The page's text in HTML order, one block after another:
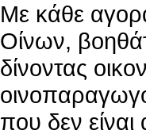
Με κάθε
Οίνων,
δίνοντας
που δεν είναι